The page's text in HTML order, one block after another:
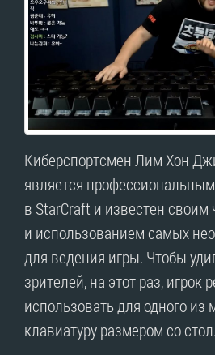
Киберспортсмен Лим Хон
является
в StarCraft и известен
и использованием самых
для ведения игры. Чтобы
зрителей, на этот раз, игрок
использовать для одного из
клавиатуру размером со стол.